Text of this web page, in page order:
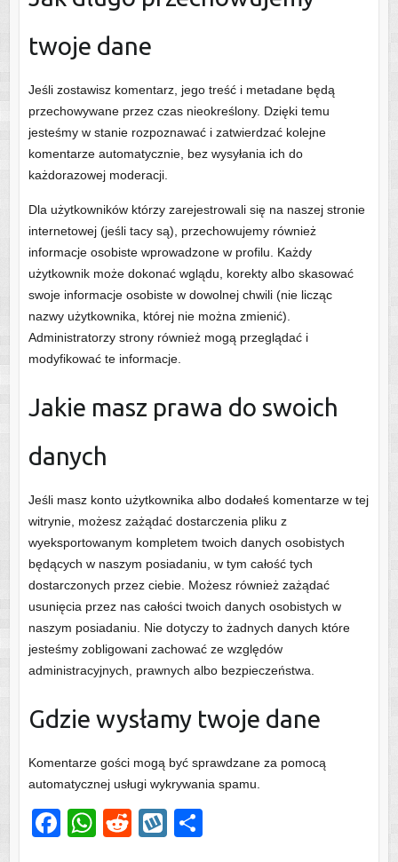
twoje dane
Jeśli zostawisz komentarz, jego treść i metadane będą
przechowywane przez czas nieokreślony. Dzięki temu
jesteśmy w stanie rozpoznawać i zatwierdzać kolejne
komentarze automatycznie, bez wysyłania ich do
każdorazowej moderacji.
Dla użytkowników którzy zarejestrowali się na naszej stronie
internetowej (jeśli tacy są), przechowujemy również
informacje osobiste wprowadzone w profilu. Każdy
użytkownik może dokonać wglądu, korekty albo skasować
swoje informacje osobiste w dowolnej chwili (nie licząc
nazwy użytkownika, której nie można zmienić).
Administratorzy strony również mogą przeglądać i
modyfikować te informacje.
Jakie masz prawa do swoich
danych
Jeśli masz konto użytkownika albo dodałeś komentarze w tej
witrynie, możesz zażądać dostarczenia pliku z
wyeksportowanym kompletem twoich danych osobistych
będących w naszym posiadaniu, w tym całość tych
dostarczonych przez ciebie. Możesz również zażądać
usunięcia przez nas całości twoich danych osobistych w
naszym posiadaniu. Nie dotyczy to żadnych danych które
jesteśmy zobligowani zachować ze względów
administracyjnych, prawnych albo bezpieczeństwa.
Gdzie wysłamy twoje dane
Komentarze gości mogą być sprawdzane za pomocą
automatycznej usługi wykrywania spamu.
F W R W S